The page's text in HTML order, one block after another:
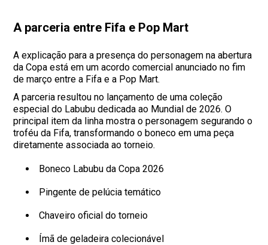
A parceria entre Fifa e Pop Mart
A explicação para a presença do personagem na abertura
da Copa está em um acordo comercial anunciado no fim
de março entre a Fifa e a Pop Mart.
A parceria resultou no lançamento de uma coleção
especial do Labubu dedicada ao Mundial de 2026. O
principal item da linha mostra o personagem segurando o
troféu da Fifa, transformando o boneco em uma peça
diretamente associada ao torneio.
Boneco Labubu da Copa 2026
Pingente de pelúcia temático
Chaveiro oficial do torneio
Ímã de geladeira colecionável